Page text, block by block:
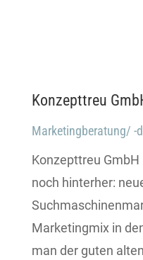
Konzepttreu
Marketingberatung/ -
Konzepttreu
noch hinterher:
Marketingmix in
man der guten